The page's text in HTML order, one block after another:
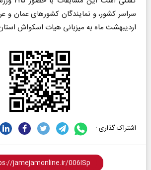
اردیبهشت ماه به میزبانی هیات اسکواش
اشتراک گذاری :